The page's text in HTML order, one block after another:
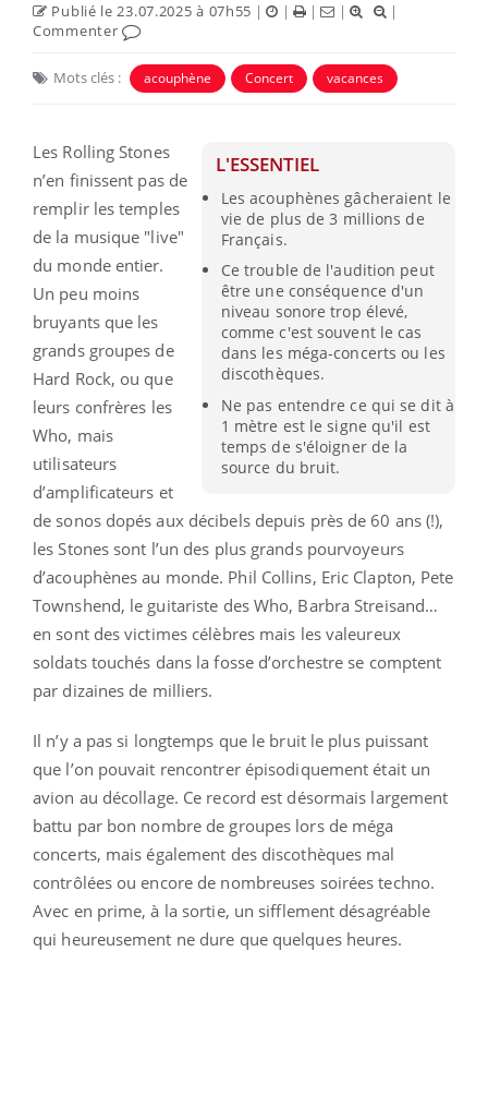
Publié le 23.07.2025 à 07h55 | | | |
|
Commenter
Mots clés : acouphène Concert vacances
L'ESSENTIEL
Les acouphènes gâcheraient le
vie de plus de 3 millions de
Français.
Ce trouble de l'audition peut
être une conséquence d'un
niveau sonore trop élevé,
comme c'est souvent le cas
dans les méga-concerts ou les
discothèques.
Ne pas entendre ce qui se dit à
1 mètre est le signe qu'il est
temps de s'éloigner de la
source du bruit.
Les Rolling Stones
n’en finissent pas de
remplir les temples
de la musique "live"
du monde entier.
Un peu moins
bruyants que les
grands groupes de
Hard Rock, ou que
leurs confrères les
Who, mais
utilisateurs
d’amplificateurs et
de sonos dopés aux décibels depuis près de 60 ans (!),
les Stones sont l’un des plus grands pourvoyeurs
d’acouphènes au monde. Phil Collins, Eric Clapton, Pete
Townshend, le guitariste des Who, Barbra Streisand…
en sont des victimes célèbres mais les valeureux
soldats touchés dans la fosse d’orchestre se comptent
par dizaines de milliers.
Il n’y a pas si longtemps que le bruit le plus puissant
que l’on pouvait rencontrer épisodiquement était un
avion au décollage. Ce record est désormais largement
battu par bon nombre de groupes lors de méga
concerts, mais également des discothèques mal
contrôlées ou encore de nombreuses soirées techno.
Avec en prime, à la sortie, un sifflement désagréable
qui heureusement ne dure que quelques heures.